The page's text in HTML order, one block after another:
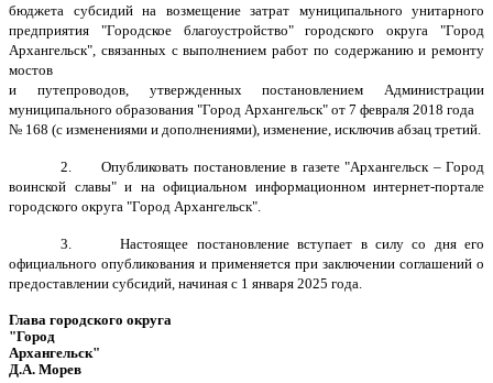
бюджета субсидий на возмещение затрат муниципального унитарного
предприятия "Городское благоустройство" городского округа "Город
Архангельск", связанных с выполнением работ по содержанию и ремонту
мостов
и путепроводов, утвержденных постановлением Администрации
муниципального образования "Город Архангельск" от 7 февраля 2018 года
№ 168 (с изменениями и дополнениями), изменение, исключив абзац третий.
2. Опубликовать постановление в газете "Архангельск – Город
воинской славы" и на официальном информационном интернет-портале
городского округа "Город Архангельск".
3. Настоящее постановление вступает в силу со дня его
официального опубликования и применяется при заключении соглашений о
предоставлении субсидий, начиная с 1 января 2025 года.
Глава городского округа
"Город
Архангельск"
Д.А. Морев